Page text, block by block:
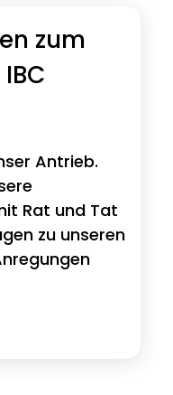
zum
Antrieb.
Rat und Tat
zu unseren